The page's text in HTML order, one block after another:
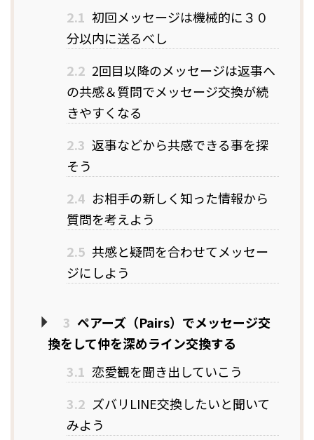
2.1 初回メッセージは機械的に３０
分以内に送るべし
2.2 2回目以降のメッセージは返事へ
の共感＆質問でメッセージ交換が続
きやすくなる
2.3 返事などから共感できる事を探
そう
2.4 お相手の新しく知った情報から
質問を考えよう
2.5 共感と疑問を合わせてメッセー
ジにしよう
3 ペアーズ（Pairs）でメッセージ交
換をして仲を深めライン交換する
3.1 恋愛観を聞き出していこう
3.2 ズバリLINE交換したいと聞いて
みよう